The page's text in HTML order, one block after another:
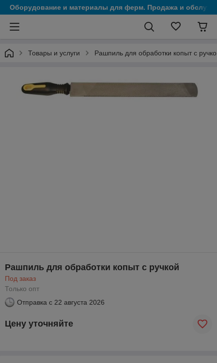
Оборудование и материалы для ферм. Продажа и
Товары и услуги Рашпиль для обработки копыт с
Рашпиль для обработки копыт с ручкой
Под заказ
Только опт
Отправка с 22 августа 2026
Цену уточняйте